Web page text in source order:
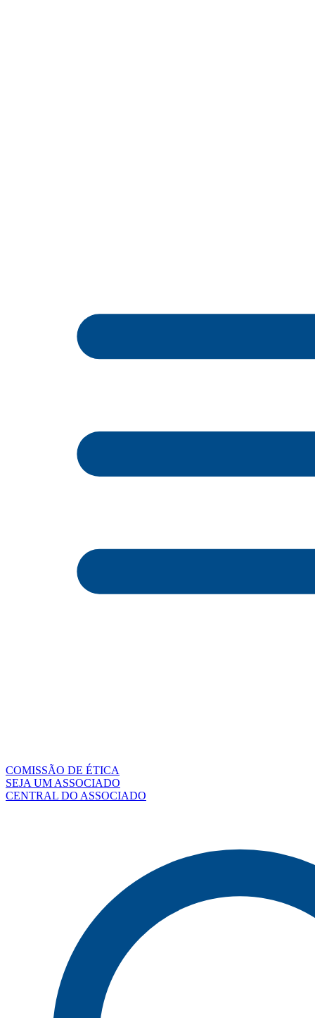
COMISSÃO DE ÉTICA
SEJA UM ASSOCIADO
CENTRAL DO ASSOCIADO